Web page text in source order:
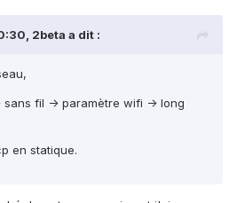
2beta a dit :
sans fil -> paramètre wifi -> long
en statique.